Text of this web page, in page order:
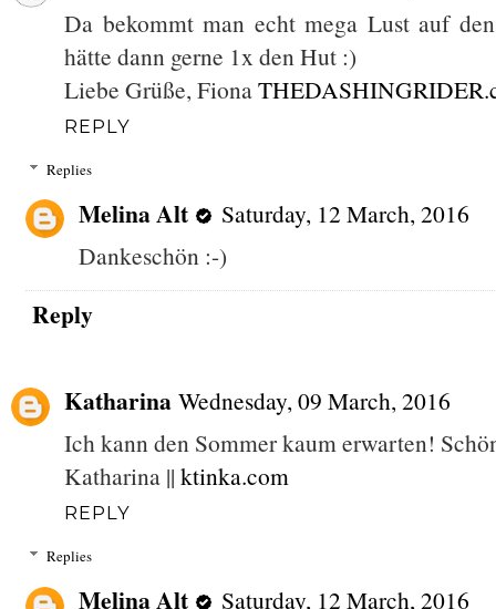
Da bekommt man echt mega Lust auf
hätte dann gerne 1x den Hut :)
Liebe Grüße, Fiona
REPLY
Replies
Melina Alt
Saturday, 12 March, 2016
Dankeschön :-)
Reply
Katharina Wednesday, 09 March, 2016
Ich kann den Sommer kaum erwarten!
Katharina || ktinka.com
REPLY
Replies
Melina Alt
Saturday, 12 March, 2016